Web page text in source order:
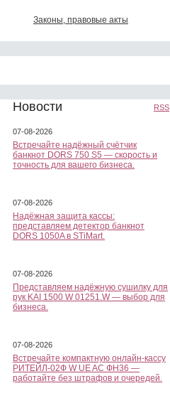
Законы, правовые акты
Новости RSS
07-08-2026
Встречайте надёжный счётчик
банкнот DORS 750 S5 — скорость и
точность для вашего бизнеса.
07-08-2026
Надёжная защита кассы:
представляем детектор банкнот
DORS 1050A в STiMart.
07-08-2026
Представляем надёжную сушилку для
рук KAI 1500 W 01251.W — выбор для
бизнеса.
07-08-2026
Встречайте компактную онлайн-кассу
РИТЕЙЛ-02Ф W UE AC ФН36 —
работайте без штрафов и очередей.